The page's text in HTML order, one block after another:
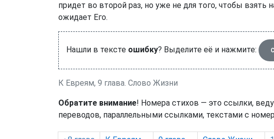
придет во второй раз, но уже не для того, чтобы взять
ожидает Его.
Нашли в тексте ошибку? Выделите её и нажмите:
К Евреям, 9 глава. Слово Жизни
Обратите внимание! Номера стихов — это ссылки,
переводов, параллельными ссылками, текстами с